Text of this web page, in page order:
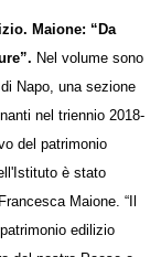
Maione: “Da
Nel volume
di Napo, una
e insegnanti nel
per il rinnovo del
amministrazione,
valorizzazione del